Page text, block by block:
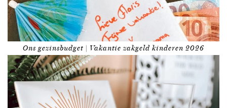
Ons gezinsbudget | Vakantie zakgeld kinderen 2026